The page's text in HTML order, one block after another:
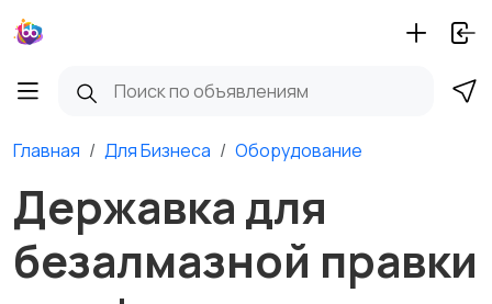
Главная Для Бизнеса Оборудование
Державка для
безалмазной правки